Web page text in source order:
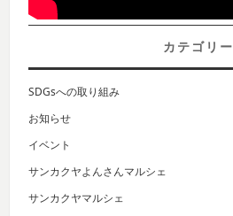
カテゴリー
SDGsへの取り組み
お知らせ
イベント
サンカクヤよんさんマルシェ
サンカクヤマルシェ